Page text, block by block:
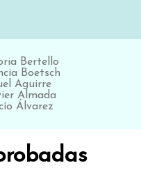
Bertello
Boetsch
Aguirre
Almada
Álvarez